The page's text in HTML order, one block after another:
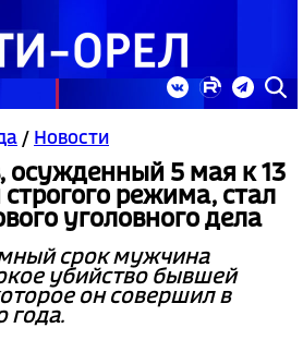
/ Новости
осужденный 5 мая к 13
режима, стал
уголовного дела
срок мужчина
убийство бывшей
он совершил в
года.